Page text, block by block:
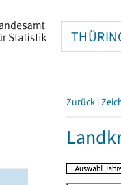
Zurück |